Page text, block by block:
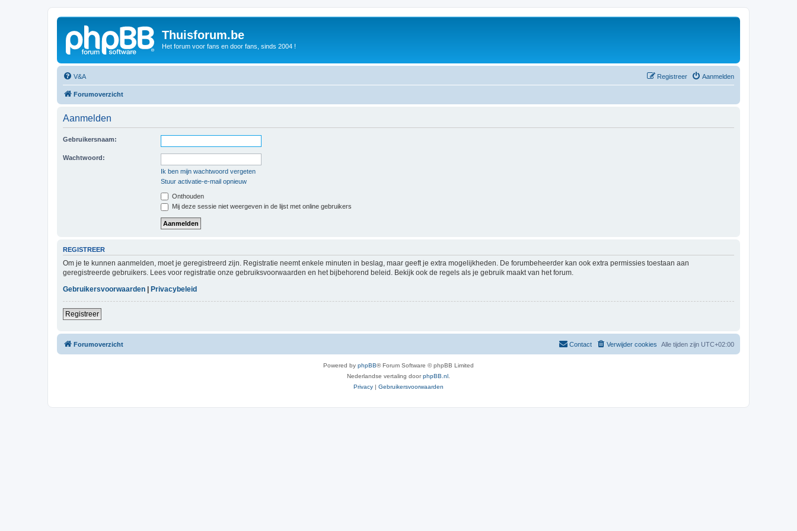
Thuisforum.be
Het forum voor fans en door fans, sinds 2004 !
V&A Aanmelden
Registreer
Forumoverzicht
Aanmelden
Gebruikersnaam:
Wachtwoord:
Ik ben mijn wachtwoord vergeten
Stuur activatie-e-mail opnieuw
Onthouden
Mij deze sessie niet weergeven in de lijst met online gebruikers
REGISTREER
Om je te kunnen aanmelden, moet je geregistreerd zijn. Registratie neemt enkele minuten in beslag, maar geeft je extra mogelijkheden. De forumbeheerder kan ook extra permissies toestaan aan
geregistreerde gebruikers. Lees voor registratie onze gebruiksvoorwaarden en het bijbehorend beleid. Bekijk ook de regels als je gebruik maakt van het forum.
Gebruikersvoorwaarden
Privacybeleid
Registreer
Forumoverzicht Alle tijden zijn UTC+02:00
Verwijder cookies
Contact
Powered by phpBB® Forum Software © phpBB Limited
Nederlandse vertaling doorphpBB.nl.
Privacy | Gebruikersvoorwaarden